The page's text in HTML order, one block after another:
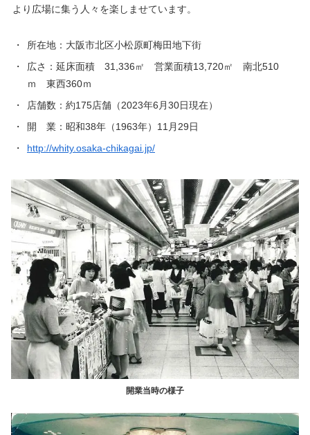
より広場に集う人々を楽しませています。
・
所在地：大阪市北区小松原町梅田地下街
・
広さ：延床面積 31,336㎡ 営業面積13,720㎡ 南北510
ｍ 東西360ｍ
・
店舗数：約175店舗（2023年6月30日現在）
・
開 業：昭和38年（1963年）11月29日
・
http://whity.osaka-chikagai.jp/
開業当時の様子